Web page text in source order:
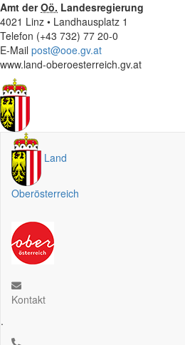
Amt derOö. Landesregierung
4021 Linz • Landhausplatz 1
Telefon (+43 732) 77 20-0
E-Mail post@ooe.gv.at
www.land-oberoesterreich.gv.at
Land
Oberösterreich
Kontakt
.